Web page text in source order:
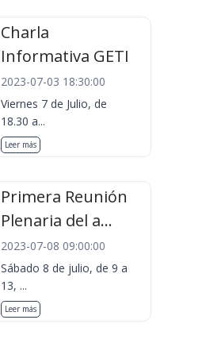
Charla
Informativa GETI
2023-07-03 18:30:00
Viernes 7 de Julio, de
18.30 a...
Leer más
Primera Reunión
Plenaria del a...
2023-07-08 09:00:00
Sábado 8 de julio, de 9 a
13, ...
Leer más